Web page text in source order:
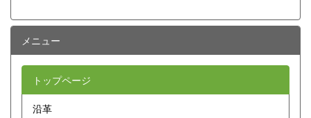
メニュー
トップページ
沿革